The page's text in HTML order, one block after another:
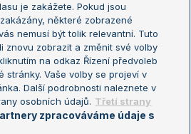
Turnaj mistrů
Turnaj mistryň
je zakážete. Pokud jsou
některé zobrazené
nemusí být tolik relevantní. Tuto
znovu zobrazit a změnit své volby
na odkaz Řízení předvoleb
stránky. Vaše volby se projeví v
Další podrobnosti naleznete v
osobních údajů. Třetí strany
zpracováváme údaje s